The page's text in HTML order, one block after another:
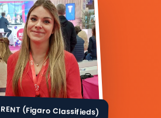
RENT (Figaro Classifieds)